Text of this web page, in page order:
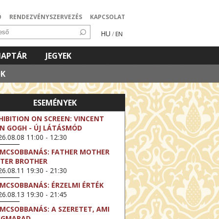
RENDEZVÉNYSZERVEZÉS KAPCSOLAT
HU / EN
JEGYEK
ESEMÉNYEK
ON SCREEN: VINCENT
GOGH - ÚJ LÁTÁSMÓD
11:00 - 12:30
FATHER MOTHER
BROTHER
19:30 - 21:30
ÉRZELMI ÉRTÉK
19:30 - 21:45
A SZERETET, AMI